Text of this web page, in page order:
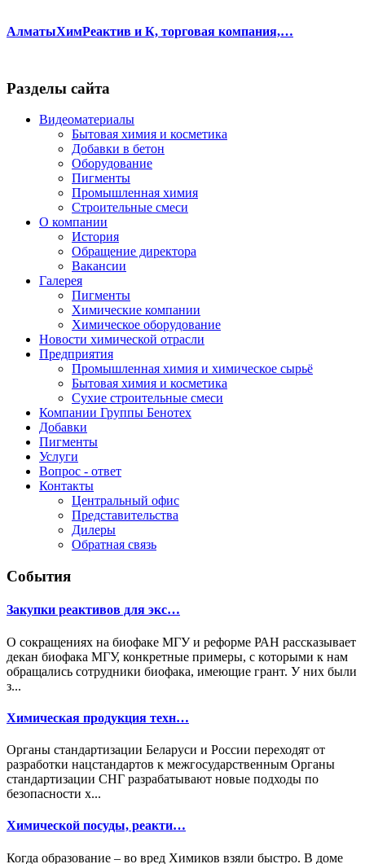
АлматыХимРеактив и К, торговая компания,…
Разделы сайта
Видеоматериалы
Бытовая химия и косметика
Добавки в бетон
Оборудование
Пигменты
Промышленная химия
Строительные смеси
О компании
История
Обращение директора
Вакансии
Галерея
Пигменты
Химические компании
Химическое оборудование
Новости химической отрасли
Предприятия
Промышленная химия и химическое сырьё
Бытовая химия и косметика
Сухие строительные смеси
Компании Группы Бенотех
Добавки
Пигменты
Услуги
Вопрос - ответ
Контакты
Центральный офис
Представительства
Дилеры
Обратная связь
События
Закупки реактивов для экс…
О сокращениях на биофаке МГУ и реформе РАН рассказывает
декан биофака МГУ, конкретные примеры, с которыми к нам
обращались сотрудники биофака, имеющие грант. У них были
з...
Химическая продукция техн…
Органы стандартизации Беларуси и России переходят от
разработки нацстандартов к межгосударственным Органы
стандартизации СНГ разрабатывают новые подходы по
безопасности х...
Химической посуды, реакти…
Когда образование – во вред Химиков взяли быстро. В доме